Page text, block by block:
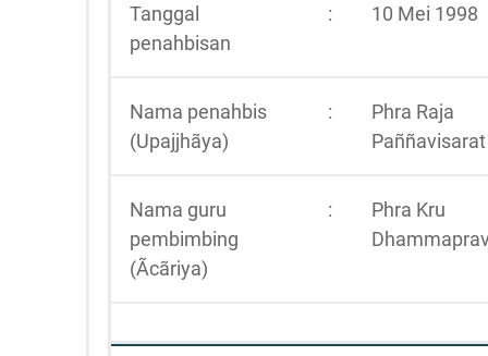
Tanggal
penahbisan
: 10 Mei 1998
Nama penahbis
(Upajjhãya)
:
Phra Raja
Paññavisarat
Nama guru
pembimbing
(Ãcãriya)
:
Phra Kru